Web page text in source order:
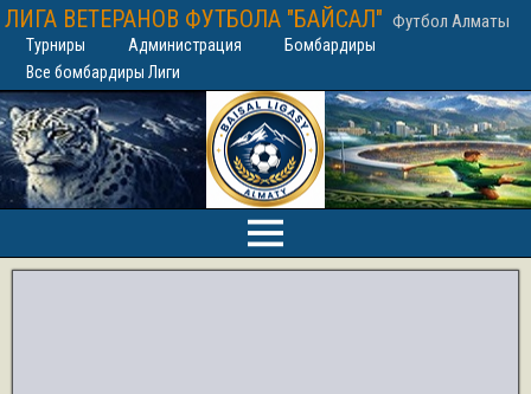
ЛИГА ВЕТЕРАНОВ ФУТБОЛА "БАЙСАЛ" Футбол Алматы
Турниры Администрация
Бомбардиры
Все бомбардиры Лиги